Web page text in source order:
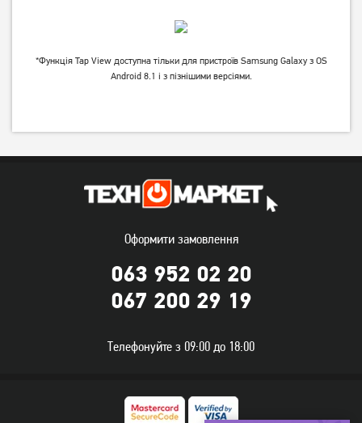
*Функція Tap View доступна тільки для пристроїв Samsung Galaxy з OS
Android 8.1 і з пізнішими версіями.
Оформити замовлення
063 952 02 20
067 200 29 19
Телефонуйте з 09:00 до 18:00